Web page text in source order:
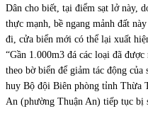
Dân cho biết, tại điểm sạt lở này,
thực mạnh, bề ngang mảnh đất
đi, cửa biển mới có thể lại xuất
“Gần 1.000m3 đá các loại đã
theo bờ biển để giảm tác động
huy Bộ đội Biên phòng tỉnh Thừa
An (phường Thuận An) tiếp tục bị